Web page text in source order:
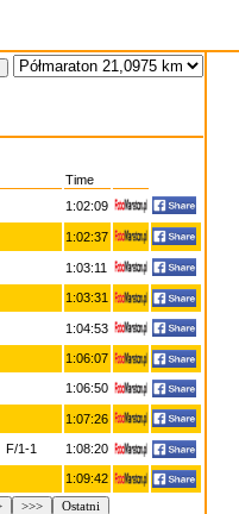
Time
1:02:09
1:02:37
1:03:11
1:03:31
1:04:53
1:06:07
1:06:50
1:07:26
1-1 1:08:20
1:09:42
Ostatni
>>>